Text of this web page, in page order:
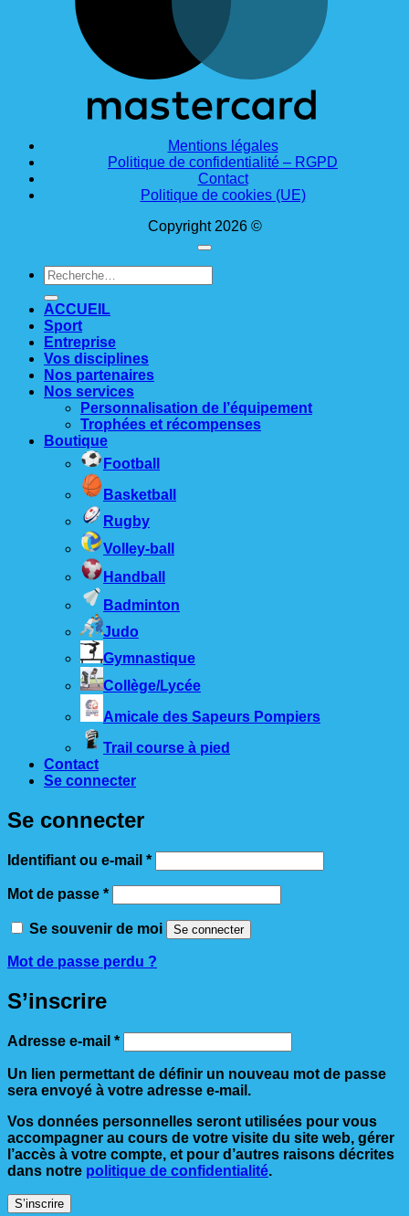
Mentions légales
Politique de confidentialité – RGPD
Contact
Politique de cookies (UE)
Copyright 2026 ©
Recherche
pour :
ACCUEIL
Sport
Entreprise
Vos disciplines
Nos partenaires
Nos services
Personnalisation de l’équipement
Trophées et récompenses
Boutique
Football
Basketball
Rugby
Volley-ball
Handball
Badminton
Judo
Gymnastique
Collège/Lycée
Amicale des Sapeurs Pompiers
Trail course à pied
Contact
Se connecter
Se connecter
Identifiant ou e-mail *Obligatoire
Mot de passe *Obligatoire
Se souvenir de moi Se connecter
Mot de passe perdu ?
S’inscrire
Adresse e-mail *Obligatoire
Un lien permettant de définir un nouveau mot de passe
sera envoyé à votre adresse e-mail.
Vos données personnelles seront utilisées pour vous
accompagner au cours de votre visite du site web, gérer
l’accès à votre compte, et pour d’autres raisons décrites
dans notre politique de confidentialité.
S’inscrire